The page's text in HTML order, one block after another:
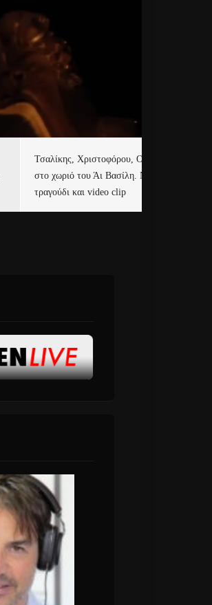
Τσαλίκης, Χριστοφόρου, ONE
στο χωριό του Άι Βασίλη. Νέο
τραγούδι και video clip